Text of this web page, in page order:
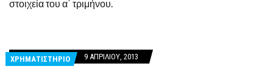
στοιχεία του α΄ τριμήνου.
ΧΡΗΜΑΤΙΣΤΗΡΙΟ 9 ΑΠΡΙΛΊΟΥ, 2013